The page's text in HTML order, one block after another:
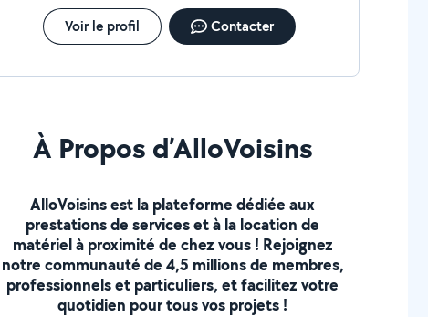
Voir le profil Contacter
À Propos d’AlloVoisins
AlloVoisins est la plateforme dédiée aux
prestations de services et à la location de
matériel à proximité de chez vous ! Rejoignez
notre communauté de 4,5 millions de membres,
professionnels et particuliers, et facilitez votre
quotidien pour tous vos projets !